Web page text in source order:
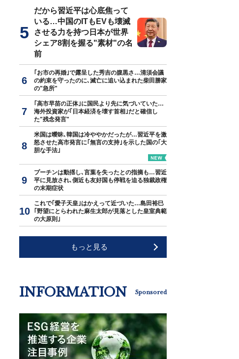
だから習近平は心底焦って
いる…中国のITもEVも壊滅
させる力を持つ日本が世界
シェア8割を握る"素材"の名
前
｢お市の再婚｣で露呈した秀吉の腹黒さ…清須会議
の約束を守ったのに､滅亡に追い込まれた柴田勝家
の"急所"
｢高市早苗の正体｣に国民より先に気づいていた…
海外投資家が｢日本経済を壊す首相｣だと確信し
た"残念発言"
米国は曖昧､韓国は冷ややかだったが…習近平を激
怒させた高市発言に｢無言の支持｣を示した国の｢大
胆な手法｣
プーチンは動揺し､言葉を失ったとの指摘も…習近
平に見放され､側近も友好国も停戦を迫る独裁政権
の末期症状
これで｢愛子天皇｣はかえって近づいた…島田裕巳
｢野望にとらわれた麻生太郎が見落とした皇室典範
の大原則｣
もっと見る
INFORMATION Sponsored